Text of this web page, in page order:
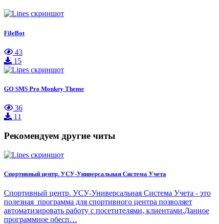
FileBot
43
15
GO SMS Pro Monkey Theme
36
11
Рекомендуем другие читы
Спортивный центр. УСУ-Универсальная Система Учета
Спортивный центр. УСУ-Универсальная Система Учета - это
полезная программа для спортивного центра позволяет
автоматизировать работу с посетителями, клиентами.Данное
программное обесп…